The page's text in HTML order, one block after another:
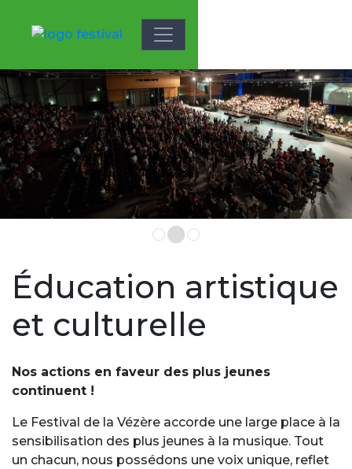
Média du slide
Image
Éducation artistique
et culturelle
Nos actions en faveur des plus jeunes
continuent !
Le Festival de la Vézère accorde une large place à la
sensibilisation des plus jeunes à la musique. Tout
un chacun, nous possédons une voix unique, reflet